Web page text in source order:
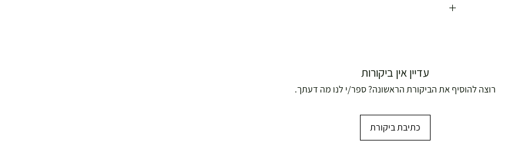
עדיין אין ביקורות
רוצה להוסיף את הביקורת הראשונה? ספר/י לנו מה דעתך.
כתיבת ביקורת